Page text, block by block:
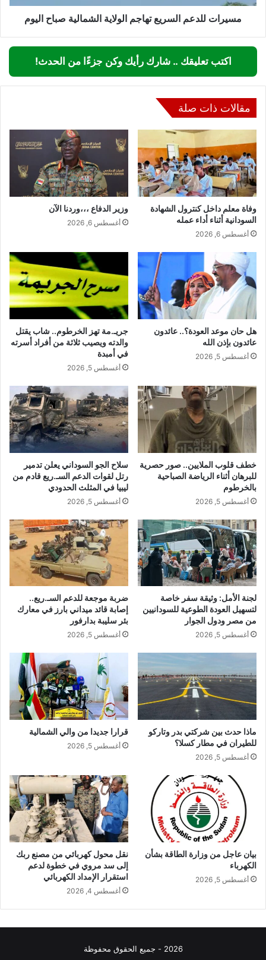
مسيرات للدعم السريع تهاجم الولاية الشمالية صباح اليوم
اكتب تعليقك .. شارك رأيك وكن جزءًا من الحدث!
مقالات ذات صلة
وفاة معلم داخل كنترول الشهادة
السودانية أثناء أداء عمله
أغسطس 6, 2026
وزير الدفاع ،،،وردنا الآن
أغسطس 6, 2026
هل حان موعد العودة؟.. عائدون
عائدون بإذن الله
أغسطس 5, 2026
جريـ.مة تهز الخرطوم.. شاب يقتل
والدته ويصيب ثلاثة من أفراد أسرته
في أمبدة
أغسطس 5, 2026
خطف قلوب الملايين.. صور حصرية
للبرهان أثناء الرياضة الصباحية
بالخرطوم
أغسطس 5, 2026
سلاح الجو السوداني يعلن تدمير
رتل لقوات الدعم السـ.ريع قادم من
ليبيا في المثلث الحدودي
أغسطس 5, 2026
لجنة الأمل: وثيقة سفر خاصة
لتسهيل العودة الطوعية للسودانيين
من مصر ودول الجوار
أغسطس 5, 2026
ضربة موجعة للدعم السـ.ريع..
إصابة قائد ميداني بارز في معارك
بئر سليبة بدارفور
أغسطس 5, 2026
ماذا حدث بين شركتي بدر وتاركو
للطيران في مطار كسلا؟
أغسطس 5, 2026
قرارا جديدا من والي الشمالية
أغسطس 5, 2026
بيان عاجل من وزارة الطاقة بشأن
الكهرباء
أغسطس 5, 2026
نقل محول كهربائي من مصنع ربك
إلى سد مروي في خطوة لدعم
استقرار الإمداد الكهربائي
أغسطس 4, 2026
2026 - جميع الحقوق محفوظة